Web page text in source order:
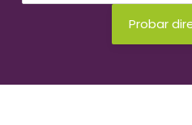
Probar